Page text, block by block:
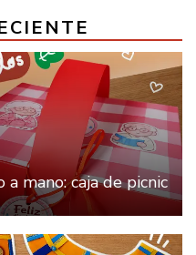
mano: caja de picnic